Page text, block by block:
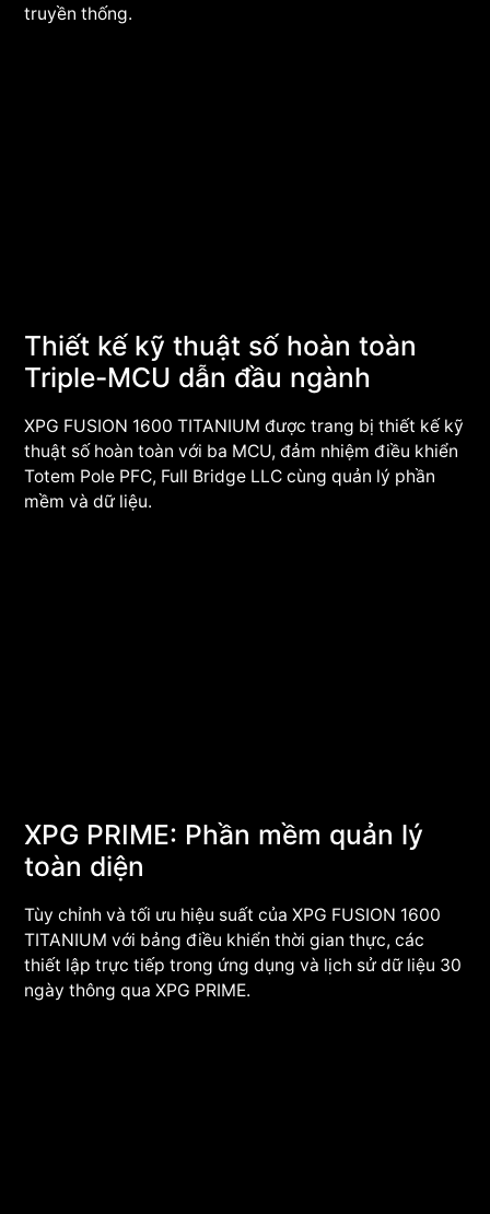
truyền thống.
Thiết kế kỹ thuật số hoàn toàn
Triple-MCU dẫn đầu ngành
XPG FUSION 1600 TITANIUM được trang bị thiết kế kỹ
thuật số hoàn toàn với ba MCU, đảm nhiệm điều khiển
Totem Pole PFC, Full Bridge LLC cùng quản lý phần
mềm và dữ liệu.
XPG PRIME: Phần mềm quản lý
toàn diện
Tùy chỉnh và tối ưu hiệu suất của XPG FUSION 1600
TITANIUM với bảng điều khiển thời gian thực, các
thiết lập trực tiếp trong ứng dụng và lịch sử dữ liệu 30
ngày thông qua XPG PRIME.